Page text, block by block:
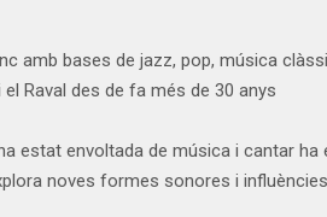
amb bases de jazz, pop, música
Raval des de fa més de 30 anys
estat envoltada de música i cantar ha
noves formes sonores i